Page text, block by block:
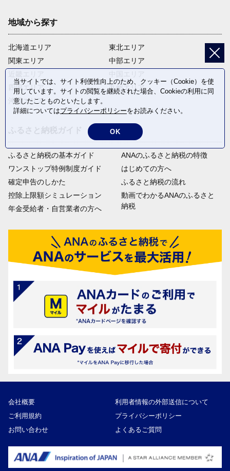
地域から探す
北海道エリア
関東エリア
四国エリア
沖縄エリア
東北エリア
中部エリア
九州エリア
ふるさと納税の基本ガイド
ワンストップ特例制度ガイド
確定申告のしかた
控除上限額シミュレーション
年金受給者・自営業者の方へ
ANAのふるさと納税の特徴
はじめての方へ
ふるさと納税の流れ
動画でわかるANAのふるさと
納税
会社概要
利用者情報の外部送信について
ご利用規約
プライバシーポリシー
お問い合わせ
よくあるご質問
当サイトでは、サイト利便性向上のため、クッキー（Cookie）を使
用しています。サイトの閲覧を継続された場合、Cookieの利用に同
意したことものといたします。
詳細についてはプライバシーポリシーをお読みください。
OK